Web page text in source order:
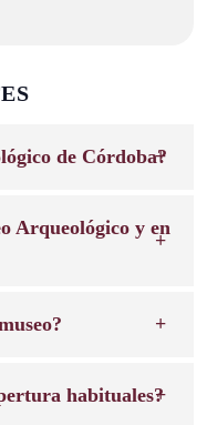
de Córdoba?
Arqueológico y en
habituales?